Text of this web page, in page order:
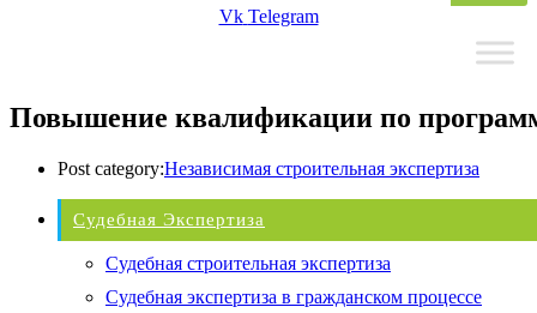
Vk Telegram
Повышение квалификации по
Post category:Независимая строительная экспертиза
Судебная Экспертиза
Судебная строительная экспертиза
Судебная экспертиза в гражданском процессе